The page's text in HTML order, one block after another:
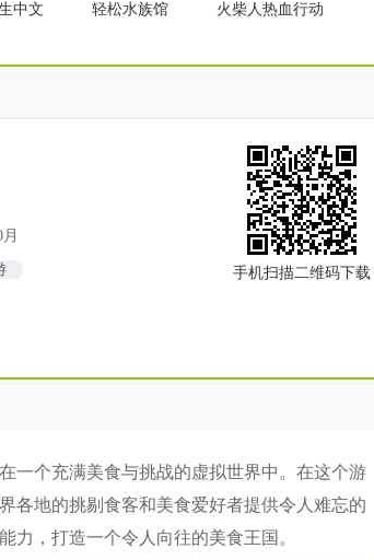
中文 轻松水族馆 火柴人热血行动
手机扫描二维码下载
一个充满美食与挑战的虚拟世界中。在这个游
各地的挑剔食客和美食爱好者提供令人难忘的
力，打造一个令人向往的美食王国。